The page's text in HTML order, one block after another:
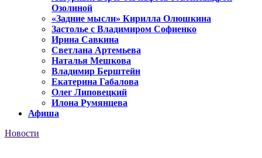
Озолиной
«Задние мысли» Кирилла Олюшкина
Застолье с Владимиром Софиенко
Ирина Савкина
Светлана Артемьева
Наталья Мешкова
Владимир Берштейн
Екатерина Габалова
Олег Липовецкий
Илона Румянцева
Афиша
Новости